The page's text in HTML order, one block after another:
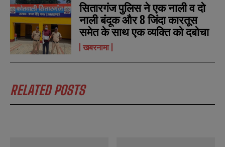
सितारगंज पुलिस ने एक नाली व दो
नाली बंदूक और 8 जिंदा कारतूस
समेत के साथ एक व्यक्ति को दबोचा
खबरनामा
RELATED POSTS